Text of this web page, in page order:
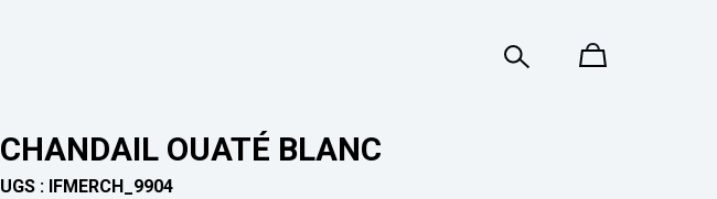
CHANDAIL OUATÉ BLANC
UGS : IFMERCH_9904